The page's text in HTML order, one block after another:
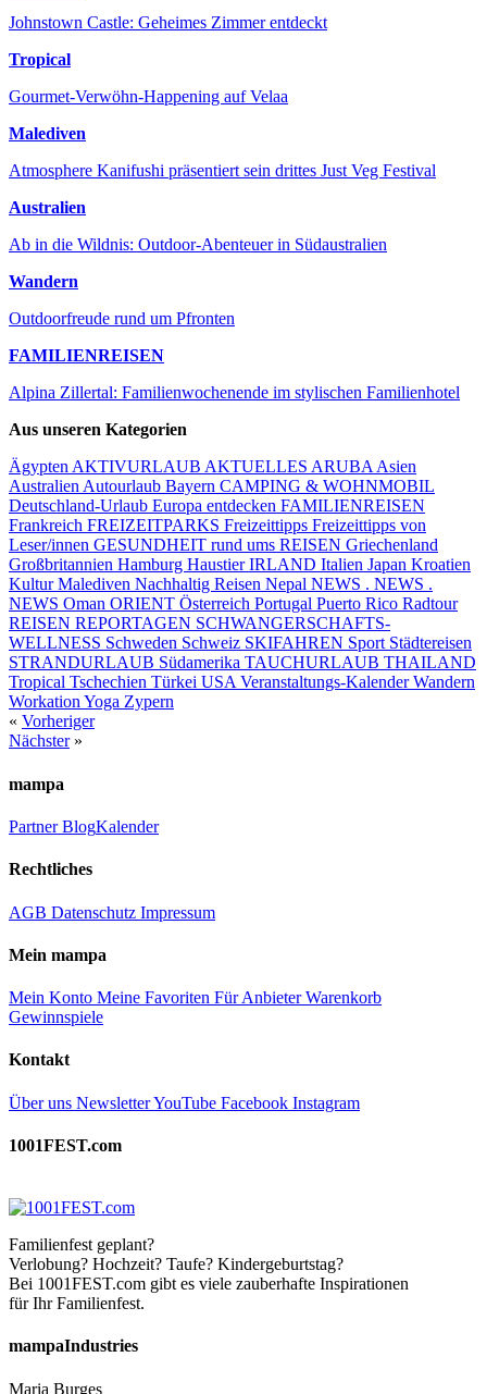
Johnstown Castle: Geheimes Zimmer entdeckt
Tropical
Gourmet-Verwöhn-Happening auf Velaa
Malediven
Atmosphere Kanifushi präsentiert sein drittes Just Veg Festival
Australien
Ab in die Wildnis: Outdoor-Abenteuer in Südaustralien
Wandern
Outdoorfreude rund um Pfronten
FAMILIENREISEN
Alpina Zillertal: Familienwochenende im stylischen Familienhotel
Aus unseren Kategorien
ÄgyptenAKTIVURLAUB AKTUELLES ARUBAAsien
AustralienAutourlaub Bayern CAMPING & WOHNMOBIL
Deutschland-Urlaub Europa entdecken FAMILIENREISEN
Frankreich FREIZEITPARKS Freizeittipps Freizeittipps von
Leser/innen GESUNDHEIT rund ums REISEN Griechenland
Großbritannien Hamburg HaustierIRLAND Italien Japan Kroatien
KulturMalediven Nachhaltig Reisen Nepal NEWS . NEWS .
NEWS Oman ORIENT Österreich Portugal Puerto Rico Radtour
REISEN REPORTAGEN SCHWANGERSCHAFTS-
WELLNESS Schweden Schweiz SKIFAHREN Sport Städtereisen
STRANDURLAUB Südamerika TAUCHURLAUB THAILAND
Tropical Tschechien Türkei USAVeranstaltungs-KalenderWandern
WorkationYoga Zypern
« Vorheriger
Nächster»
mampa
PartnerBlogKalender
Rechtliches
AGB Datenschutz Impressum
Mein mampa
Mein Konto Meine Favoriten Für AnbieterWarenkorb
Gewinnspiele
Kontakt
Über uns NewsletterYouTube Facebook Instagram
1001FEST.com
Familienfest geplant?
Verlobung? Hochzeit? Taufe? Kindergeburtstag?
Bei 1001FEST.com gibt es viele zauberhafte Inspirationen
für Ihr Familienfest.
mampaIndustries
Maria Burges